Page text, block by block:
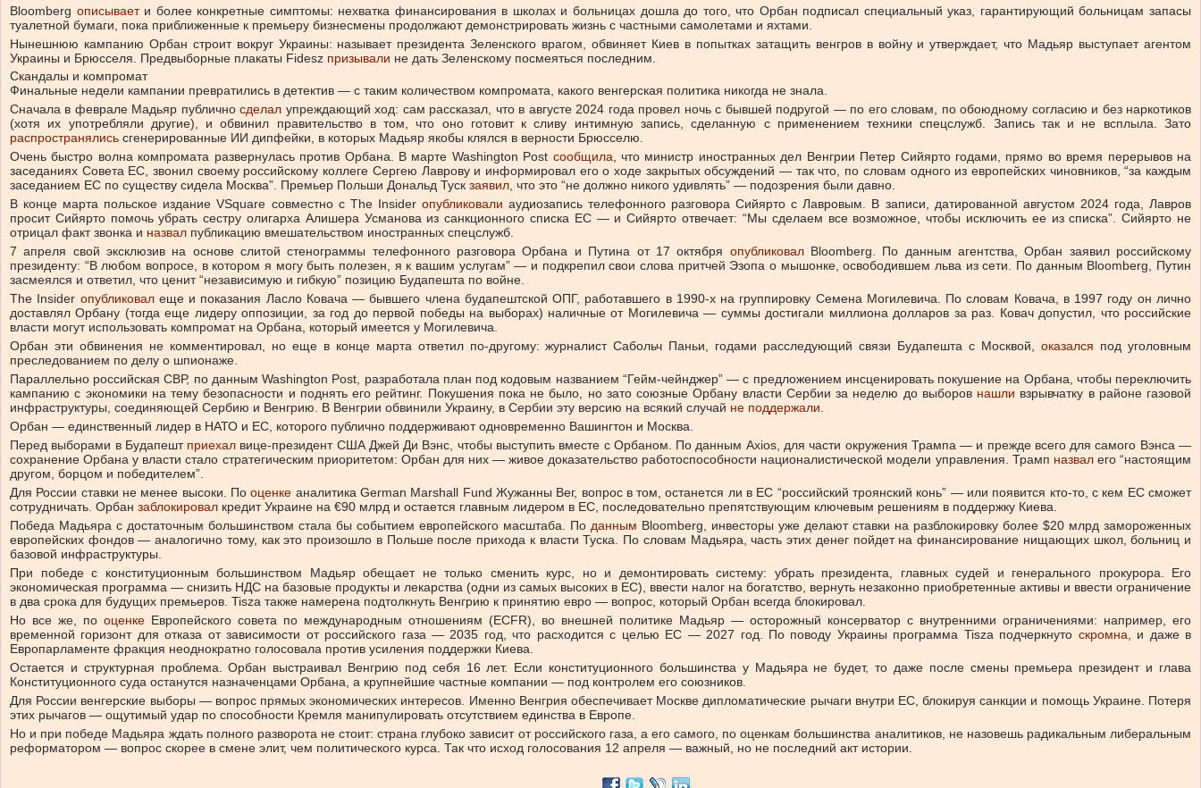
Bloomberg описываети более конкретные симптомы: нехватка финансирования в школах и больницах дошла до того, что Орбан подписал специальный указ, гарантирующий больницам запасы
туалетной бумаги, пока приближенные к премьеру бизнесмены продолжают демонстрировать жизнь с частными самолетами и яхтами.
Нынешнюю кампанию Орбан строит вокруг Украины: называет президента Зеленского врагом, обвиняет Киев в попытках затащить венгров в войну и утверждает, что Мадьяр выступает агентом
Украины и Брюсселя. Предвыборные плакаты Fidesz призывали не дать Зеленскому посмеяться последним.
Скандалы и компромат
Финальные недели кампании превратились в детектив — с таким количеством компромата, какого венгерская политика никогда не знала.
Сначала в феврале Мадьяр публичносделал упреждающий ход: сам рассказал, что в августе 2024 года провел ночь с бывшей подругой — по его словам, по обоюдному согласию и без наркотиков
(хотя их употребляли другие), и обвинил правительство в том, что оно готовит к сливу интимную запись, сделанную с применением техники спецслужб. Запись так и не всплыла. Зато
распространялись сгенерированные ИИ дипфейки, в которых Мадьяр якобы клялся в верности Брюсселю.
Очень быстро волна компромата развернулась против Орбана. В марте Washington Post сообщила , что министр иностранных дел Венгрии Петер Сийярто годами, прямо во время перерывов на
заседаниях Совета ЕС, звонил своему российскому коллеге Сергею Лаврову и информировал его о ходе закрытых обсуждений — так что, по словам одного из европейских чиновников, “за каждым
заседанием ЕС по существу сидела Москва”. Премьер Польши Дональд Туск заявил , что это “не должно никого удивлять” — подозрения были давно.
В конце марта польское издание VSquare совместно с The Insider опубликовали аудиозапись телефонного разговора Сийярто с Лавровым. В записи, датированной августом 2024 года, Лавров
просит Сийярто помочь убрать сестру олигарха Алишера Усманова из санкционного списка ЕС — и Сийярто отвечает: “Мы сделаем все возможное, чтобы исключить ее из списка”. Сийярто не
отрицал факт звонка и назвал публикацию вмешательством иностранных спецслужб.
7 апреля свой эксклюзив на основе слитой стенограммы телефонного разговора Орбана и Путина от 17 октября опубликовалBloomberg. По данным агентства, Орбан заявил российскому
президенту: “В любом вопросе, в котором я могу быть полезен, я к вашим услугам” — и подкрепил свои слова притчей Эзопа о мышонке, освободившем льва из сети. По данным Bloomberg, Путин
засмеялся и ответил, что ценит “независимую и гибкую” позицию Будапешта по войне.
The Insider опубликовалеще и показания Ласло Ковача — бывшего члена будапештской ОПГ, работавшего в 1990-х на группировку Семена Могилевича. По словам Ковача, в 1997 году он лично
доставлял Орбану (тогда еще лидеру оппозиции, за год до первой победы на выборах) наличные от Могилевича — суммы достигали миллиона долларов за раз. Ковач допустил, что российские
власти могут использовать компромат на Орбана, который имеется у Могилевича.
Орбан эти обвинения не комментировал, но еще в конце марта ответил по-другому: журналист Сабольч Паньи, годами расследующий связи Будапешта с Москвой,оказался под уголовным
преследованием по делу о шпионаже.
Параллельно российская СВР, по данным Washington Post, разработала план под кодовым названием “Гейм-чейнджер” — с предложением инсценировать покушение на Орбана, чтобы переключить
кампанию с экономики на тему безопасности и поднять его рейтинг. Покушения пока не было, но зато союзные Орбану власти Сербии за неделю до выборов нашли взрывчатку в районе газовой
инфраструктуры, соединяющей Сербию и Венгрию. В Венгрии обвинили Украину, в Сербии эту версию на всякий случай не поддержали
Орбан — единственный лидер в НАТО и ЕС, которого публично поддерживают одновременно Вашингтон и Москва.
Перед выборами в Будапешт приехал вице-президент США Джей Ди Вэнс, чтобы выступить вместе с Орбаном. По данным Axios, для части окружения Трампа — и прежде всего для самого Вэнса —
сохранение Орбана у власти стало стратегическим приоритетом: Орбан для них — живое доказательство работоспособности националистической модели управления. Трамп назвалего “настоящим
другом, борцом и победителем”.
Для России ставки не менее высоки. Пооценке аналитика German Marshall Fund Жужанны Вег, вопрос в том, останется ли в ЕС “российский троянский конь” — или появится кто-то, с кем ЕС сможет
сотрудничать. Орбан заблокировал кредит Украине на €90 млрд и остается главным лидером в ЕС, последовательно препятствующим ключевым решениям в поддержку Киева.
Победа Мадьяра с достаточным большинством стала бы событием европейского масштаба. По данным Bloomberg, инвесторы уже делают ставки на разблокировку более $20 млрд замороженных
европейских фондов — аналогично тому, как это произошло в Польше после прихода к власти Туска. По словам Мадьяра, часть этих денег пойдет на финансирование нищающих школ, больниц и
базовой инфраструктуры.
При победе с конституционным большинством Мадьяр обещает не только сменить курс, но и демонтировать систему: убрать президента, главных судей и генерального прокурора. Его
экономическая программа — снизить НДС на базовые продукты и лекарства (одни из самых высоких в ЕС), ввести налог на богатство, вернуть незаконно приобретенные активы и ввести ограничение
в два срока для будущих премьеров. Tisza также намерена подтолкнуть Венгрию к принятию евро — вопрос, который Орбан всегда блокировал.
Но все же, по оценке Европейского совета по международным отношениям (ECFR), во внешней политике Мадьяр — осторожный консерватор с внутренними ограничениями: например, его
временной горизонт для отказа от зависимости от российского газа — 2035 год, что расходится с целью ЕС — 2027 год. По поводу Украины программа Tisza подчеркнуто скромна , и даже в
Европарламенте фракция неоднократно голосовала против усиления поддержки Киева.
Остается и структурная проблема. Орбан выстраивал Венгрию под себя 16 лет. Если конституционного большинства у Мадьяра не будет, то даже после смены премьера президент и глава
Конституционного суда останутся назначенцами Орбана, а крупнейшие частные компании — под контролем его союзников.
Для России венгерские выборы — вопрос прямых экономических интересов. Именно Венгрия обеспечивает Москве дипломатические рычаги внутри ЕС, блокируя санкции и помощь Украине. Потеря
этих рычагов — ощутимый удар по способности Кремля манипулировать отсутствием единства в Европе.
Но и при победе Мадьяра ждать полного разворота не стоит: страна глубоко зависит от российского газа, а его самого, по оценкам большинства аналитиков, не назовешь радикальным либеральным
реформатором — вопрос скорее в смене элит, чем политического курса. Так что исход голосования 12 апреля — важный, но не последний акт истории.